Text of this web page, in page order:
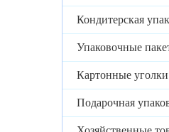
Кондитерская
Упаковочные
Картонные уголки
Подарочная